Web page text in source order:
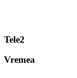
Tele2
Vremea